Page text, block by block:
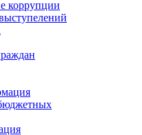
коррупции